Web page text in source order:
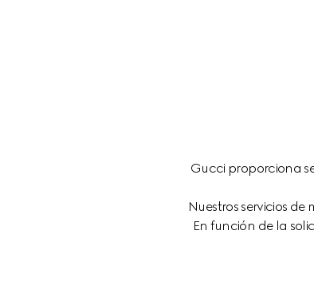
Gucci proporciona
Nuestros servicios
En función de la